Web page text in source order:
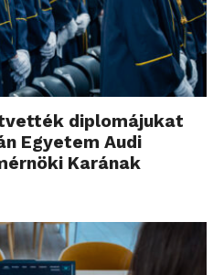
diplomájukat
Egyetem Audi
Karának